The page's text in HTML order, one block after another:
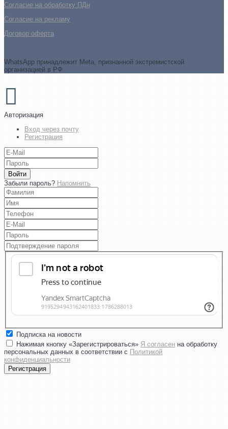
Согласие на обработку ПДн
Cогласие на рекламу
Договор оферта
WhatsApp принадлежит Meta, признанной экстремистской
организацией в РФ
Авторизация
Вход через почту
Регистрация
Войти
Забыли пароль? Напомнить
Подписка на новости
Нажимая кнопку «Зарегистрироваться» Я согласен на обработку
персональных данных в соответствии с Политикой
конфиденциальности
Регистрация